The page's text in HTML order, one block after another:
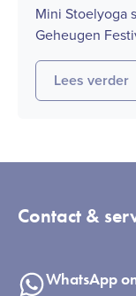
Mini Stoelyoga
Geheugen
Lees verder
Contact &
WhatsApp